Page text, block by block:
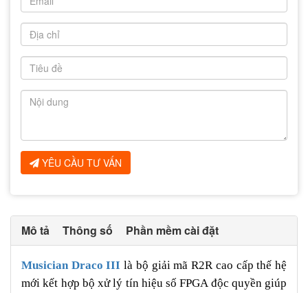
YÊU CẦU TƯ VẤN
Mô tả Thông số Phần mềm cài đặt
Musician Draco III là bộ giải mã R2R cao cấp thế hệ
mới kết hợp bộ xử lý tín hiệu số FPGA độc quyền giúp